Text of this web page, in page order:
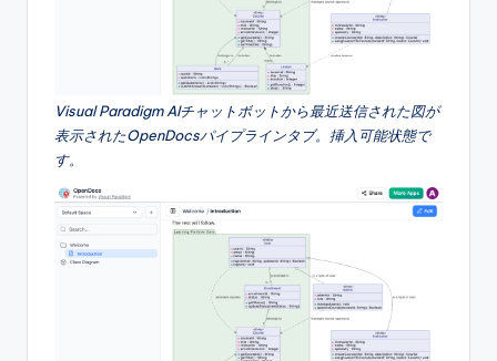
Visual Paradigm AIチャットボットから最近送信された図が
表示されたOpenDocsパイプラインタブ。挿入可能状態で
す。